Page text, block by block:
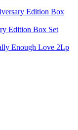
Edition Box
Enough Love 2Lp